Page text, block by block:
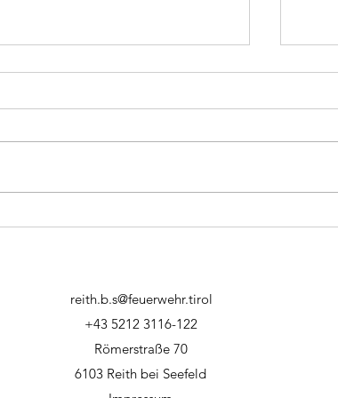
reith.b.s@feuerwehr.tirol
+43 5212 3116-122
Römerstraße 70
6103 Reith bei Seefeld